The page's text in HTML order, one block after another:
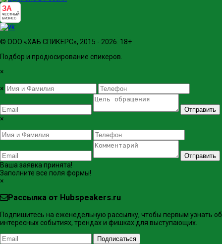
ЗА
ЧЕСТНЫЙ
БИЗНЕС
© ООО «ХАБ СПИКЕРС», 2015 - 2026. 18+
Подбор и продюсирование спикеров.
×
×
Отправить
×
Отправить
Ваша заявка принята!
Заполните все поля формы!
×
Рассылка от Hubspeakers.ru
Подпишитесь на еженедельную рассылку, чтобы первым узнать об
интересных событиях, трендах и фишках ​для выступающих.
Подписаться